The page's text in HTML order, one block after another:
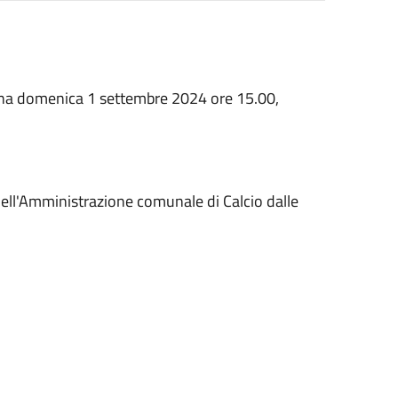
domenica 1 settembre 2024 ore 15.00,
comunale di Calcio dalle